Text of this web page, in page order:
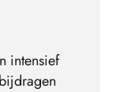
intensief